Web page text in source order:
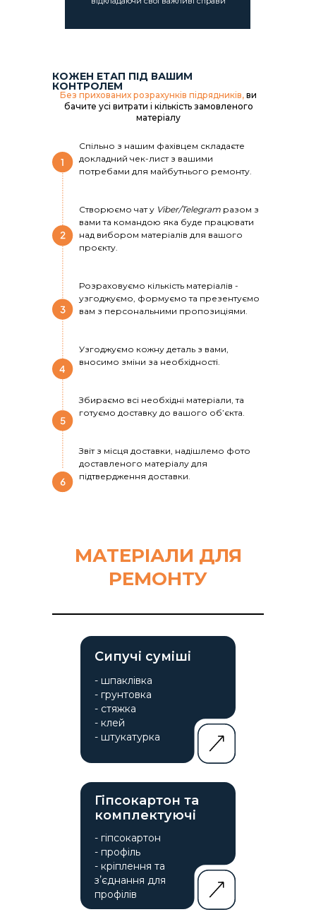
КОЖЕН ЕТАП ПІД ВАШИМ
КОНТРОЛЕМ
Без прихованих розрахунків підрядників, ви
бачите усі витрати і кількість замовленого
матеріалу
Спільно з нашим фахівцем складаєте
докладний чек-лист з вашими
потребами для майбутнього ремонту.
Створюємо чат у Viber/Telegram разом з
вами та командою яка буде працювати
над вибором матеріалів для вашого
проєкту.
Розраховуємо кількість матеріалів -
узгоджуємо, формуємо та презентуємо
вам з персональними пропозиціями.
Узгоджуємо кожну деталь з вами,
вносимо зміни за необхідності.
Збираємо всі необхідні матеріали, та
готуємо доставку до вашого обʼєкта.
Звіт з місця доставки, надішлемо фото
доставленого матеріалу для
підтвердження доставки.
МАТЕРІАЛИ ДЛЯ
РЕМОНТУ
Сипучі суміші
- шпаклівка
- грунтовка
- стяжка
- клей
- штукатурка
Гіпсокартон та
комплектуючі
- гіпсокартон
- профіль
- кріплення та
зʼєднання для
профілів